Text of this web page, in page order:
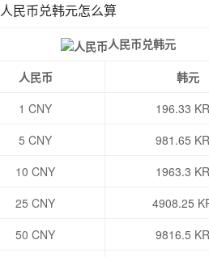
人民币兑韩元怎么算
人民币兑韩元
人民币 韩元
1 CNY
196.33
5 CNY
981.65
10 CNY
1963.3
25 CNY
4908.25
50 CNY
9816.5